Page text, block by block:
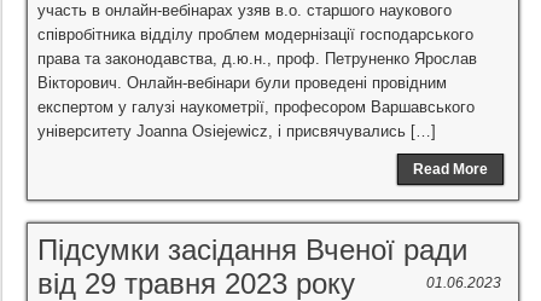
участь в онлайн-вебінарах узяв в.о. старшого наукового
співробітника відділу проблем модернізації господарського
права та законодавства, д.ю.н., проф. Петруненко Ярослав
Вікторович. Онлайн-вебінари були проведені провідним
експертом у галузі наукометрії, професором Варшавського
університету Joanna Osiejewicz, і присвячувались […]
Read More
Підсумки засідання Вченої ради
від 29 травня 2023 року
01.06.2023